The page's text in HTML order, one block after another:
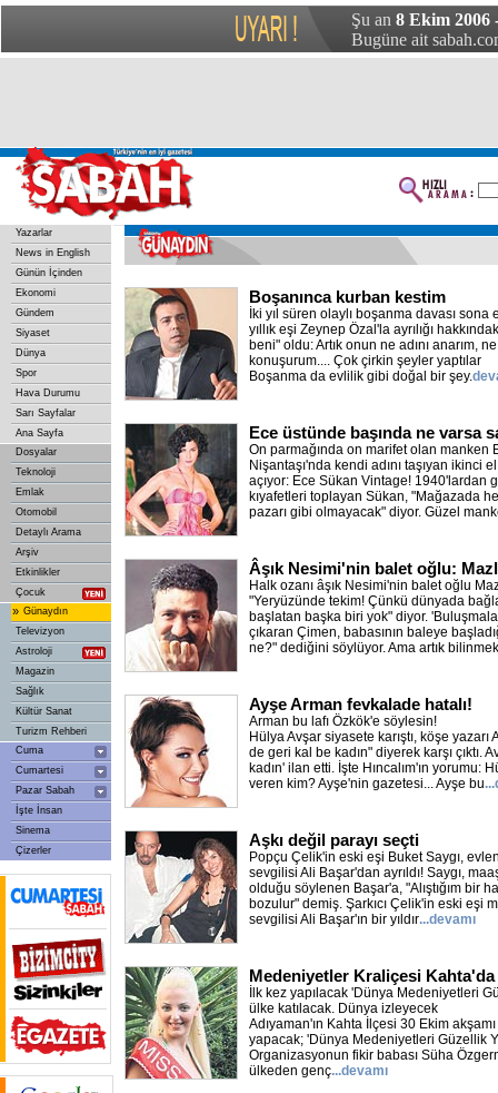
Şu an 8 Ekim 2006
Bugüne ait
Yazarlar
News in English
Günün İçinden
Ekonomi
Gündem
Siyaset
Dünya
Spor
Hava Durumu
Sarı Sayfalar
Ana Sayfa
Dosyalar
Teknoloji
Emlak
Otomobil
Detaylı Arama
Arşiv
Etkinlikler
Çocuk
» Günaydın
Televizyon
Astroloji
Magazin
Sağlık
Kültür Sanat
Turizm Rehberi
Cuma
Cumartesi
Pazar Sabah
İşte İnsan
Sinema
Çizerler
Boşanınca kurban kestim
İki yıl süren olaylı boşanma davası sona
yıllık eşi Zeynep Özal'la ayrılığı
beni" oldu: Artık onun ne adını anarım,
konuşurum.... Çok çirkin şeyler yaptılar
Boşanma da evlilik gibi doğal bir şey.
Ece üstünde başında ne varsa
On parmağında on marifet olan manken
Nişantaşı'nda kendi adını taşıyan ikinci
açıyor: Ece Sükan Vintage! 1940'lardan
kıyafetleri toplayan Sükan, "Mağazada
pazarı gibi olmayacak" diyor. Güzel
Âşık Nesimi'nin balet oğlu:
Halk ozanı âşık Nesimi'nin balet oğlu
"Yeryüzünde tekim! Çünkü dünyada
başlatan başka biri yok" diyor.
çıkaran Çimen, babasının baleye
ne?" dediğini söylüyor. Ama artık
Ayşe Arman fevkalade hatalı!
Arman bu lafı Özkök'e söylesin!
Hülya Avşar siyasete karıştı, köşe
de geri kal be kadın" diyerek karşı çıktı.
kadın' ilan etti. İşte Hıncalım'ın yorumu:
veren kim? Ayşe'nin gazetesi... Ayşe bu
Aşkı değil parayı seçti
Popçu Çelik'in eski eşi Buket Saygı,
sevgilisi Ali Başar'dan ayrıldı! Saygı,
olduğu söylenen Başar'a, "Alıştığım bir
bozulur" demiş. Şarkıcı Çelik'in eski eşi
sevgilisi Ali Başar'ın bir yıldır...devamı
Medeniyetler Kraliçesi
İlk kez yapılacak 'Dünya Medeniyetleri
ülke katılacak. Dünya izleyecek
Adıyaman'ın Kahta İlçesi 30 Ekim
yapacak; 'Dünya Medeniyetleri Güzellik
Organizasyonun fikir babası Süha
ülkeden genç...devamı